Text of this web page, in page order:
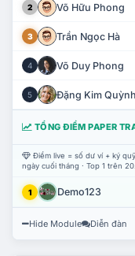
2 Võ Hữu Phong
3 Trần Ngọc Hà
4 Võ Duy Phong
5 Đặng Kim Quỳnh
TỔNG ĐIỂM PAPER
Điểm live = số dư ví + ký
ngày cuối tháng · Top 1 trên
1 Demo123
Hide Module Diễn đàn